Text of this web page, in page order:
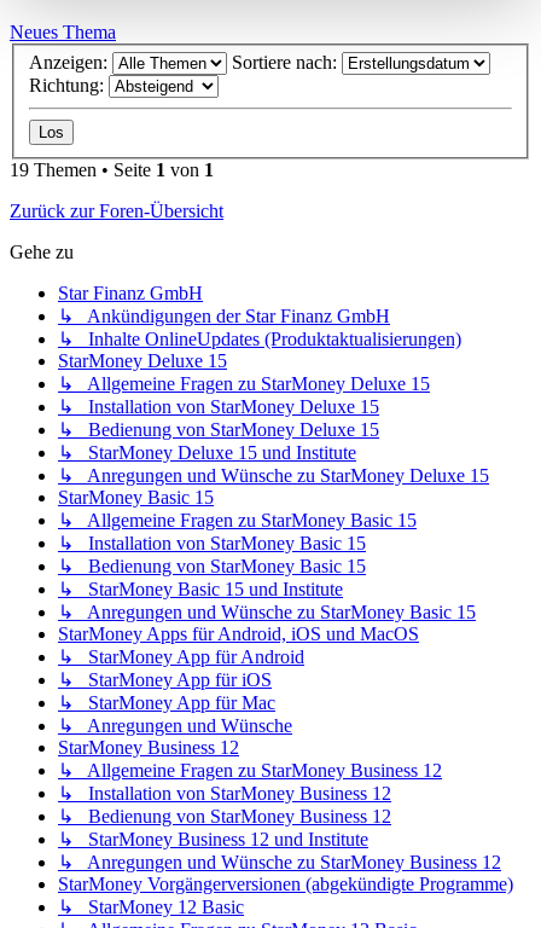
Neues Thema
Anzeigen:
Sortiere nach:
Richtung:
19 Themen • Seite 1 von 1
Zurück zur Foren-Übersicht
Gehe zu
Star Finanz GmbH
↳ Ankündigungen der Star Finanz GmbH
↳ Inhalte OnlineUpdates (Produktaktualisierungen)
StarMoney Deluxe 15
↳ Allgemeine Fragen zu StarMoney Deluxe 15
↳ Installation von StarMoney Deluxe 15
↳ Bedienung von StarMoney Deluxe 15
↳ StarMoney Deluxe 15 und Institute
↳ Anregungen und Wünsche zu StarMoney Deluxe 15
StarMoney Basic 15
↳ Allgemeine Fragen zu StarMoney Basic 15
↳ Installation von StarMoney Basic 15
↳ Bedienung von StarMoney Basic 15
↳ StarMoney Basic 15 und Institute
↳ Anregungen und Wünsche zu StarMoney Basic 15
StarMoney Apps für Android, iOS und MacOS
↳ StarMoney App für Android
↳ StarMoney App für iOS
↳ StarMoney App für Mac
↳ Anregungen und Wünsche
StarMoney Business 12
↳ Allgemeine Fragen zu StarMoney Business 12
↳ Installation von StarMoney Business 12
↳ Bedienung von StarMoney Business 12
↳ StarMoney Business 12 und Institute
↳ Anregungen und Wünsche zu StarMoney Business 12
StarMoney Vorgängerversionen (abgekündigte Programme)
↳ StarMoney 12 Basic